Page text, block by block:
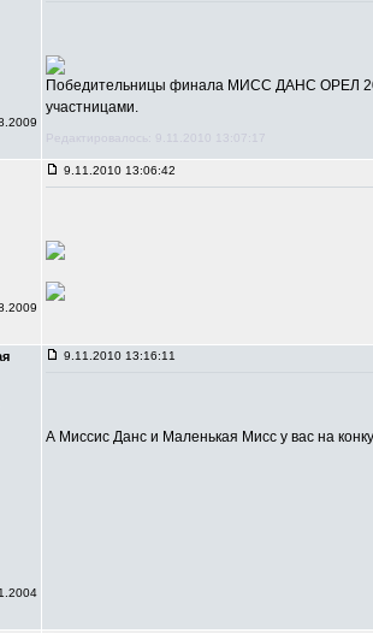
Победительницы финала МИСС ДАНС ОРЕЛ
участницами.
Редактировалось: 9.11.2010 13:07:17
9.11.2010 13:06:42
9.11.2010 13:16:11
А Миссис Данс и Маленькая Мисс у вас на